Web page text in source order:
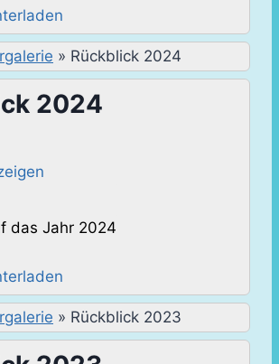
» Rückblick 2024
2024
das Jahr 2024
» Rückblick 2023